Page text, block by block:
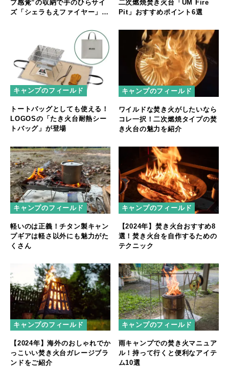
プ感覚”の収納で手のひらサイ
ズ「シェラもえファイヤー」登
二次燃焼焚き火台「UM Fire
Pit」おすすめポイント6選
キャンプのフィールド
トートバッグとしても使える！
LOGOSの「たき火台耐熱シー
トバッグ」が登場
キャンプのフィールド
ワイルドな焚き火がしたいなら
コレ一択！二次燃焼タイプの焚
き火台の魅力を紹介
キャンプのフィールド
軽いのは正義！チタン製キャン
プギアは軽さ以外にも魅力がた
くさん
キャンプのフィールド
【2024年】焚き火台おすすめ8
選！焚き火台を自作するための
テクニック
キャンプのフィールド
【2024年】海外のおしゃれでか
っこいい焚き火台ガレージブラ
ンドをご紹介
キャンプのフィールド
雨キャンプでの焚き火マニュア
ル！持って行くと便利なアイテ
ム10選